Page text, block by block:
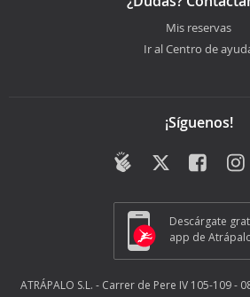
Mis reservas
Ir al Centro de
¡Síguenos!
Descárgate
app de
ATRÁPALO S.L. - Carrer de Pere IV 105-109 -